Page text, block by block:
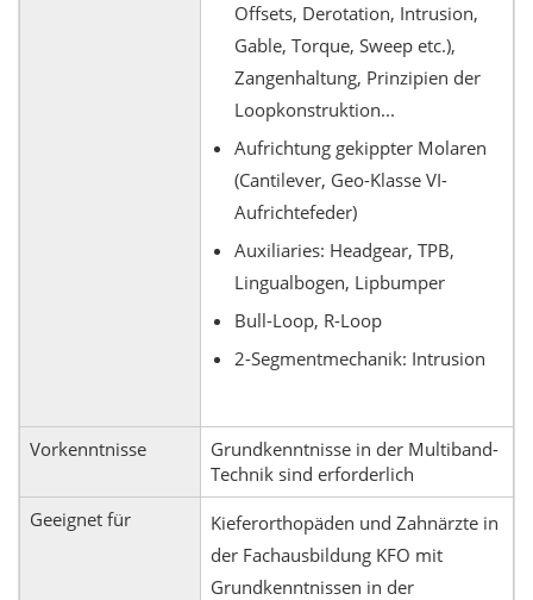
Offsets, Derotation, Intrusion,
Gable, Torque, Sweep etc.),
Zangenhaltung, Prinzipien der
Loopkonstruktion...
Aufrichtung gekippter Molaren
(Cantilever, Geo-Klasse VI-
Aufrichtefeder)
Auxiliaries: Headgear, TPB,
Lingualbogen, Lipbumper
Bull-Loop, R-Loop
2-Segmentmechanik: Intrusion
Vorkenntnisse
Grundkenntnisse in der Multiband-
Technik sind erforderlich
Geeignet für
Kieferorthopäden und Zahnärzte in
der Fachausbildung KFO mit
Grundkenntnissen in der